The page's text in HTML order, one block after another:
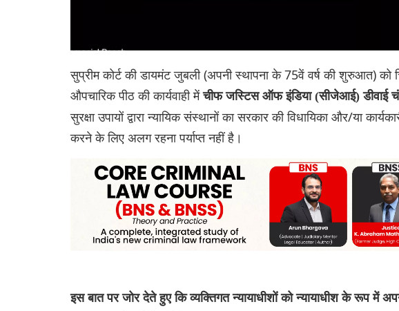
सुप्रीम कोर्ट की डायमंट जुबली (अपनी स्थापना के 75वें वर्ष की शुरुआत) को
औपचारिक पीठ की कार्यवाही मेंचीफ जस्टिस ऑफ इंडिया (सीजेआई) डीवाई
सुरक्षा उपायों द्वारा न्यायिक संस्थानों का सरकार की विधायिका और/या
करने के लिए अलग रहना पर्याप्त नहीं है।
इस बात पर जोर देते हुए कि व्यक्तिगत न्यायाधीशों को न्यायाधीश के रूप में